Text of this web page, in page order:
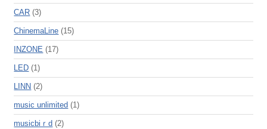
CAR (3)
ChinemaLine (15)
INZONE (17)
LED (1)
LINN (2)
music unlimited (1)
musicbiｒd (2)